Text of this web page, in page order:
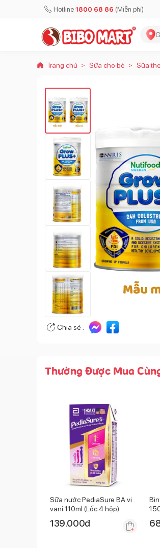
Hotline 1800 68 86 (Miễn phí)
Trang chủ > Sữa cho bé > Sữa
Chia sẻ :
Thường Được Mua
Sữa nước PediaSure BA vị
vani 110ml (Lốc 4 hộp)
139.000đ